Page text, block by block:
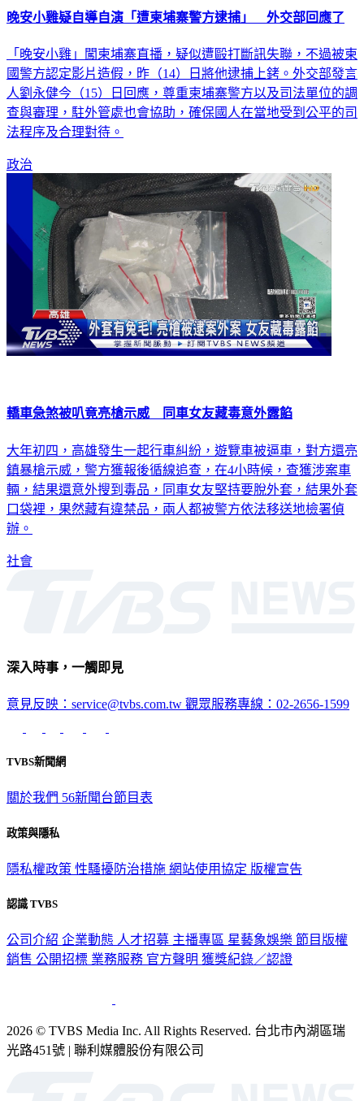
晚安小雞疑自導自演「遭柬埔寨警方逮捕」 外交部回應了
「晚安小雞」闖柬埔寨直播，疑似遭毆打斷訊失聯，不過被柬
國警方認定影片造假，昨（14）日將他逮捕上銬。外交部發言
人劉永健今（15）日回應，尊重柬埔寨警方以及司法單位的調
查與審理，駐外管處也會協助，確保國人在當地受到公平的司
法程序及合理對待。
政治
轎車急煞被叭竟亮槍示威 同車女友藏毒意外露餡
大年初四，高雄發生一起行車糾紛，遊覽車被逼車，對方還亮
鎮暴槍示威，警方獲報後循線追查，在4小時候，查獲涉案車
輛，結果還意外搜到毒品，同車女友堅持要脫外套，結果外套
口袋裡，果然藏有違禁品，兩人都被警方依法移送地檢署偵
辦。
社會
深入時事，一觸即見
意見反映：service@tvbs.com.tw 觀眾服務專線：02-2656-1599
TVBS新聞網
關於我們 56新聞台節目表
政策與隱私
隱私權政策 性騷擾防治措施 網站使用協定 版權宣告
認識 TVBS
公司介紹 企業動態 人才招募 主播專區 星藝象娛樂 節目版權
銷售 公開招標 業務服務 官方聲明 獲獎紀錄／認證
2026 © TVBS Media Inc. All Rights Reserved. 台北市內湖區瑞
光路451號 | 聯利媒體股份有限公司